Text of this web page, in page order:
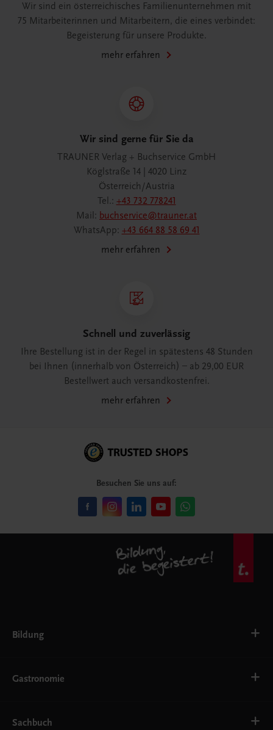
Wir sind ein österreichisches Familienunternehmen mit
75 Mitarbeiterinnen und Mitarbeitern, die eines verbindet:
Begeisterung für unsere Produkte.
mehr erfahren
Wir sind gerne für Sie da
TRAUNER Verlag + Buchservice GmbH
Köglstraße 14 | 4020 Linz
Österreich/Austria
Tel.: +43 732 778241
Mail: buchservice@trauner.at
WhatsApp: +43 664 88 58 69 41
mehr erfahren
Schnell und zuverlässig
Ihre Bestellung ist in der Regel in spätestens 48 Stunden
bei Ihnen (innerhalb von Österreich) – ab 29,00 EUR
Bestellwert auch versandkostenfrei.
mehr erfahren
Besuchen Sie uns auf:
Bildung
AHS
EWF/ZWF
FW
Gastronomie
Getränke
Sachbuch